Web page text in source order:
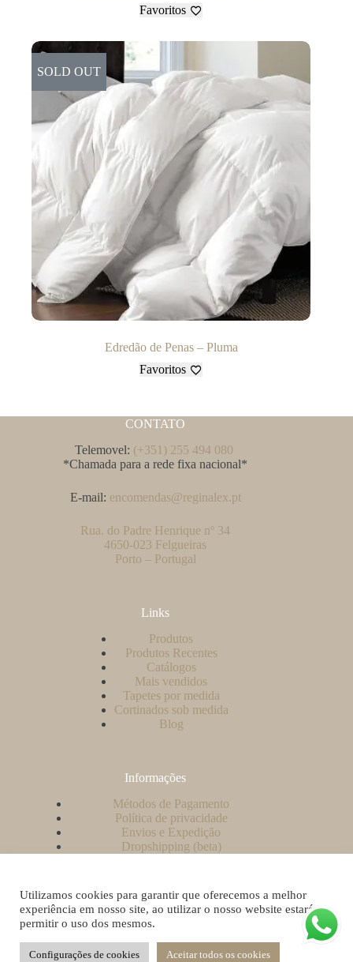
Favoritos
SOLD OUT
Edredão de Penas – Pluma
Favoritos
CONTATO
Telemovel: (+351) 255 494 080
*Chamada para a rede fixa nacional*
E-mail: encomendas@reginalex.pt
Rua. do Padre Henrique nº 34
4650-023 Felgueiras
Porto – Portugal
Links
Produtos
Produtos Recentes
Catálogos
Mais vendidos
Tapetes por medida
Cortinados sob medida
Blog
Informações
Métodos de Pagamento
Política de privacidade
Envios e Expedição
Dropshipping (beta)
Como criar uma conta no nosso website?
Livro de Reclamações
Utilizamos cookies para garantir que oferecemos a melhor
experiência em nosso site, ao utilizar o nosso website estará a
permitir o uso dos mesmos.
Configurações de cookies Aceitar todos os cookies